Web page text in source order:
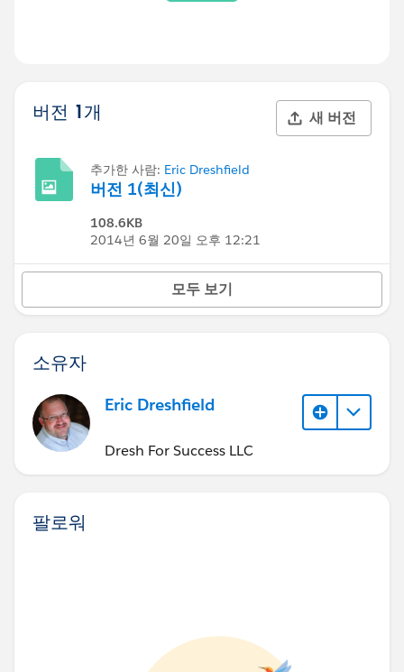
버전 1개 새 버전
추가한 사람: Eric Dreshfield
버전 1(최신)
108.6KB
2014년 6월 20일 오후 12:21
모두 보기
소유자
Eric Dreshfield
Dresh For Success LLC
팔로워